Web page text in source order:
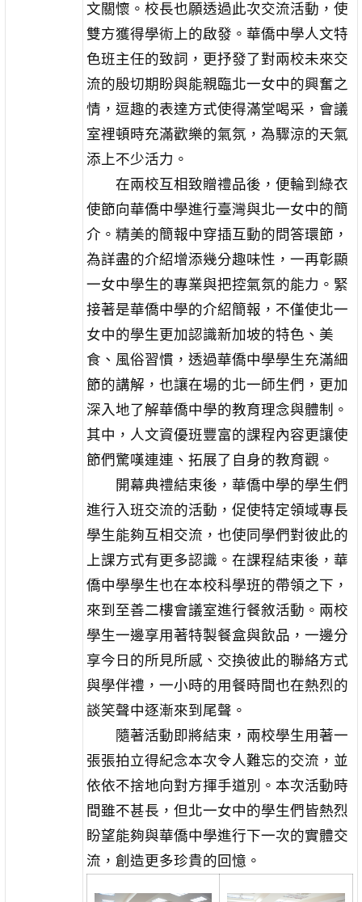
文關懷。校長也願透過此次交流活動，使
雙方獲得學術上的啟發。華僑中學人文特
色班主任的致詞，更抒發了對兩校未來交
流的殷切期盼與能親臨北一女中的興奮之
情，逗趣的表達方式使得滿堂喝采，會議
室裡頓時充滿歡樂的氣氛，為驟涼的天氣
添上不少活力。
在兩校互相致贈禮品後，便輪到綠衣
使節向華僑中學進行臺灣與北一女中的簡
介。精美的簡報中穿插互動的問答環節，
為詳盡的介紹增添幾分趣味性，一再彰顯
一女中學生的專業與把控氣氛的能力。緊
接著是華僑中學的介紹簡報，不僅使北一
女中的學生更加認識新加坡的特色、美
食、風俗習慣，透過華僑中學學生充滿細
節的講解，也讓在場的北一師生們，更加
深入地了解華僑中學的教育理念與體制。
其中，人文資優班豐富的課程內容更讓使
節們驚嘆連連、拓展了自身的教育觀。
開幕典禮結束後，華僑中學的學生們
進行入班交流的活動，促使特定領域專長
學生能夠互相交流，也使同學們對彼此的
上課方式有更多認識。在課程結束後，華
僑中學學生也在本校科學班的帶領之下，
來到至善二樓會議室進行餐敘活動。兩校
學生一邊享用著特製餐盒與飲品，一邊分
享今日的所見所感、交換彼此的聯絡方式
與學伴禮，一小時的用餐時間也在熱烈的
談笑聲中逐漸來到尾聲。
隨著活動即將結束，兩校學生用著一
張張拍立得紀念本次令人難忘的交流，並
依依不捨地向對方揮手道別。本次活動時
間雖不甚長，但北一女中的學生們皆熱烈
盼望能夠與華僑中學進行下一次的實體交
流，創造更多珍貴的回憶。